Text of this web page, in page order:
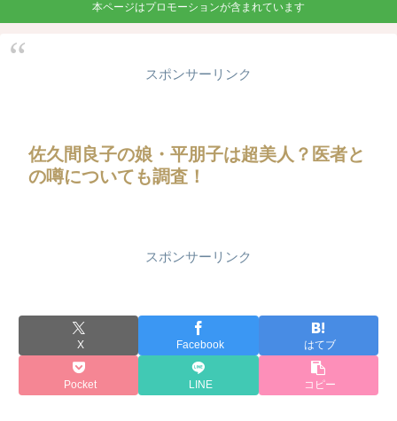
本ページはプロモーションが含まれています
スポンサーリンク
佐久間良子の娘・平朋子は超美人？医者と
の噂についても調査！
スポンサーリンク
X Facebook はてブ
Pocket LINE コピー